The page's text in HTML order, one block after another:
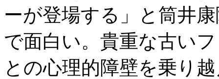
ーが登場する」と筒井
で面白い。貴重な古い
との心理的障壁を乗り